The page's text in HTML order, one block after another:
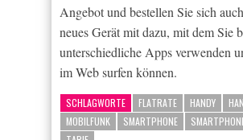
Angebot und bestellen Sie sich
neues Gerät mit dazu, mit dem Sie
unterschiedliche Apps verwenden
im Web surfen können.
SCHLAGWORTE FLATRATE HANDY
MOBILFUNK
SMARTPHONE